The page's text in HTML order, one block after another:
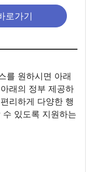
로가기
를 원하시면 아래
래의 정부 제공하
리하게 다양한 행
있도록 지원하는